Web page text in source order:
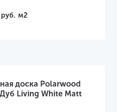
руб. м2
доска Polarwood
Living White Matt